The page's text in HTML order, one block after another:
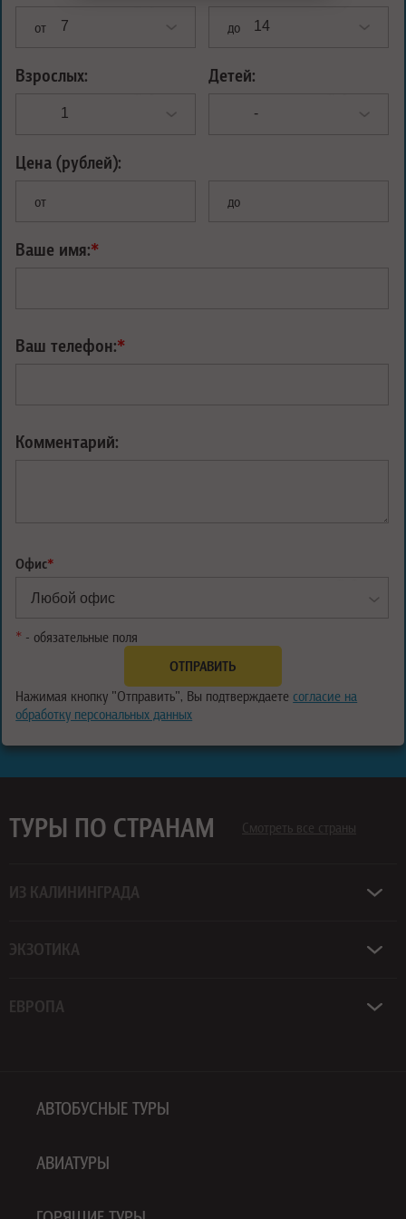
от до
Взрослых: Детей:
Цена (рублей):
от до
Ваше имя:*
Ваш телефон:*
Комментарий:
Офис*
* - обязательные поля
Нажимая кнопку "Отправить", Вы подтверждаете согласие на
обработку персональных данных
ТУРЫ ПО СТРАНАМ Смотреть все страны
ИЗ КАЛИНИНГРАДА
ЭКЗОТИКА
ЕВРОПА
АВТОБУСНЫЕ ТУРЫ
АВИАТУРЫ